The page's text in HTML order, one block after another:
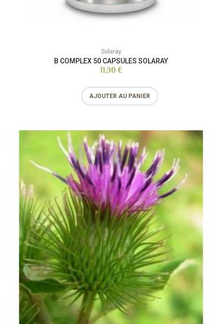
Solaray
B COMPLEX 50 CAPSULES SOLARAY
11,90 €
AJOUTER AU PANIER